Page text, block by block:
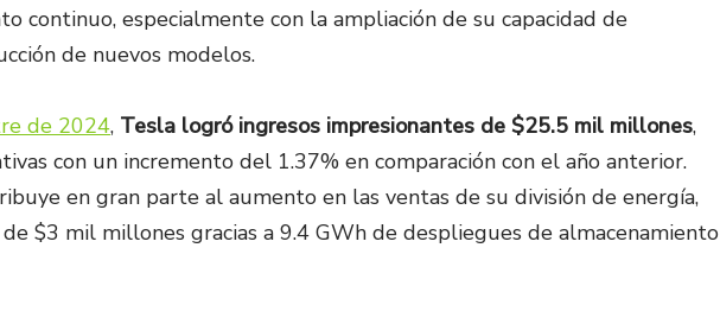
continuo, especialmente con la ampliación de su capacidad de
de nuevos modelos.
de 2024, Tesla logró ingresos impresionantes de $25.5 mil millones,
con un incremento del 1.37% en comparación con el año anterior.
en gran parte al aumento en las ventas de su división de energía,
$3 mil millones gracias a 9.4 GWh de despliegues de almacenamiento